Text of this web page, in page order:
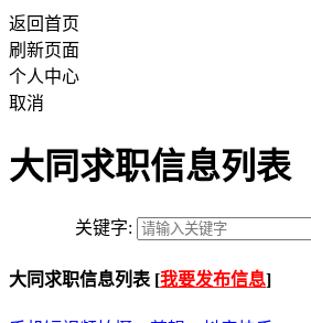
返回首页
刷新页面
个人中心
取消
大同求职信息列表
关键字:
大同求职信息列表 [我要发布信息]